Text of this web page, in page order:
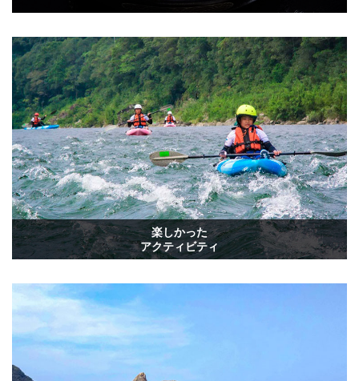
楽しかった
アクティビティ